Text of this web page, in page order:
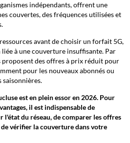
indépendants, offrent une
couvertes, des fréquences utilisées et
avant de choisir un forfait 5G,
à une couverture insuffisante. Par
des offres à prix réduit pour
pour les nouveaux abonnés ou
saisonnières.
est en plein essor en 2026. Pour
il est indispensable de
du réseau, de comparer les offres
vérifier la couverture dans votre